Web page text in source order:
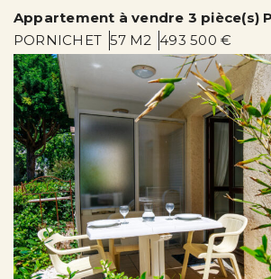
Appartement à vendre 3 pièce(s)
PORNICHET 57 M2 493 500 €